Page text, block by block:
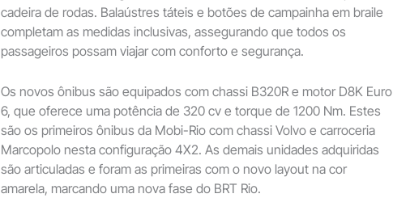
cadeira de rodas. Balaústres táteis e botões de campainha em braile
completam as medidas inclusivas, assegurando que todos os
passageiros possam viajar com conforto e segurança.
Os novos ônibus são equipados com chassi B320R e motor D8K Euro
6, que oferece uma potência de 320 cv e torque de 1200 Nm. Estes
são os primeiros ônibus da Mobi-Rio com chassi Volvo e carroceria
Marcopolo nesta configuração 4X2. As demais unidades adquiridas
são articuladas e foram as primeiras com o novo layout na cor
amarela, marcando uma nova fase do BRT Rio.